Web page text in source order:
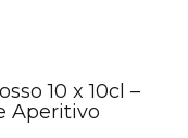
10 x 10cl –
Aperitivo